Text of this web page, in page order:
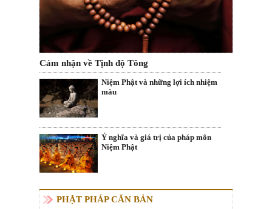
Cảm nhận về Tịnh độ Tông
Niệm Phật và những lợi ích nhiệm
màu
Ý nghĩa và giá trị của pháp môn
Niệm Phật
PHẬT PHÁP CĂN BẢN